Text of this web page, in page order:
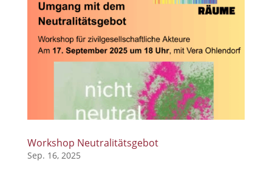
Workshop Neutralitätsgebot
Sep. 16, 2025